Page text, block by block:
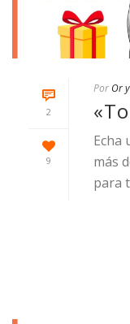
2
9
Por Or
Echa
más
para